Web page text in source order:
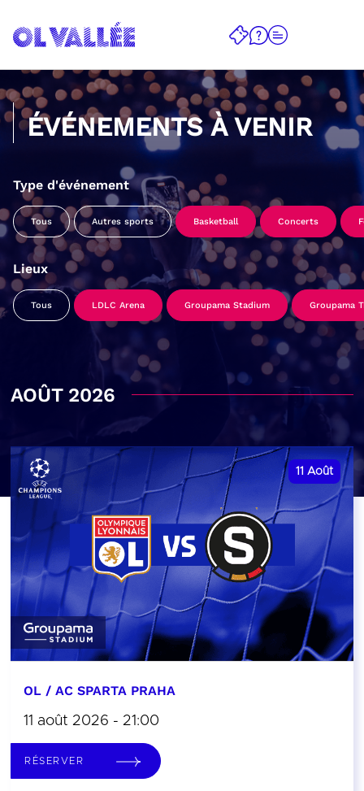
ÉVÉNEMENTS À VENIR
Type d'événement
Tous Autres sports Basketball Concerts
Lieux
Tous LDLC Arena Groupama Stadium Groupama
AOÛT 2026
11 Août
OL / AC SPARTA PRAHA
11 août 2026 - 21:00
RÉSERVER